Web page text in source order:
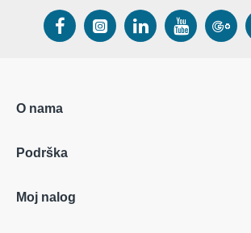
O nama
Podrška
Moj nalog